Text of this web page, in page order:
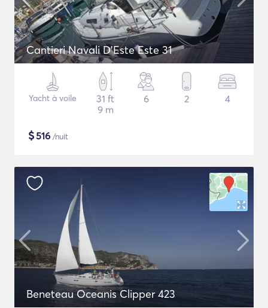
Cantieri Navali D'Este Este 31
Yacht à voile
31 ft
9 m
6 2 4
$516 /nuit
Beneteau Oceanis Clipper 423